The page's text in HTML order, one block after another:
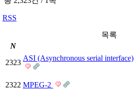
RSS
목록
N
2323
ASI (Asynchronous serial interface)
2322 MPEG-2